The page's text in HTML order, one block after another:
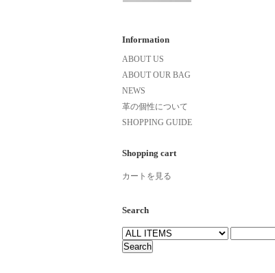
Information
ABOUT US
ABOUT OUR BAG
NEWS
革の個性について
SHOPPING GUIDE
Shopping cart
カートを見る
Search